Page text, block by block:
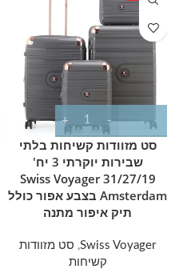
סט מזוודות קשיחות בלתי
שבירות יוקרתי 3 יח'
31/27/19 Swiss Voyager
Amsterdam בצבע אפור כולל
תיק איפור מתנה
Swiss Voyager
, סט מזוודות
קשיחות